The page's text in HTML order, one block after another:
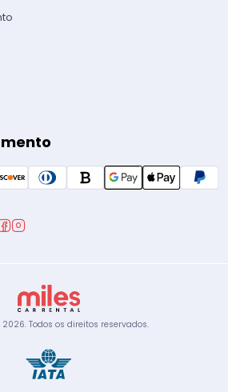
2026. Todos os direitos reservados.